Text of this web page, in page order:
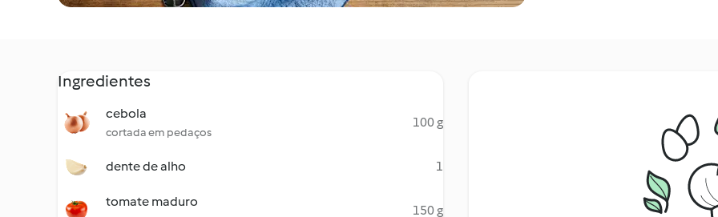
Ingredientes
cebola
cortada em pedaços
100 g
dente de alho 1
tomate maduro
150 g